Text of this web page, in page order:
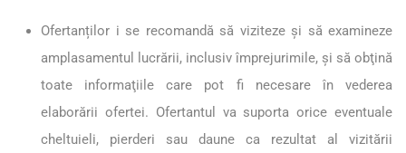
Ofertanților i se recomandă să viziteze şi să examineze
amplasamentul lucrării, inclusiv împrejurimile, şi să obţină
toate informaţiile care pot fi necesare în vederea
elaborării ofertei. Ofertantul va suporta orice eventuale
cheltuieli, pierderi sau daune ca rezultat al vizitării